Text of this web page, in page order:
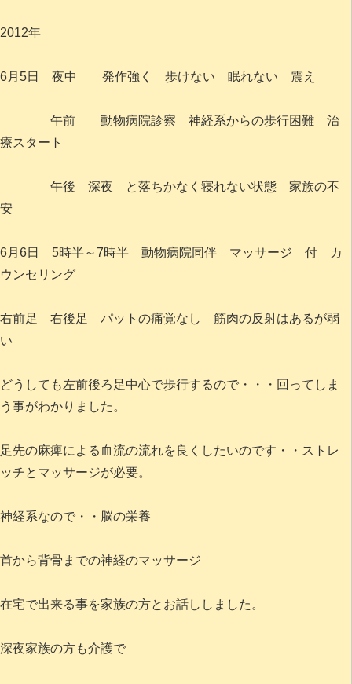
2012年
6月5日 夜中 発作強く 歩けない 眠れない 震え
午前 動物病院診察 神経系からの歩行困難 治
療スタート
午後 深夜 と落ちかなく寝れない状態 家族の不
安
6月6日 5時半～7時半 動物病院同伴 マッサージ 付 カ
ウンセリング
右前足 右後足 パットの痛覚なし 筋肉の反射はあるが弱
い
どうしても左前後ろ足中心で歩行するので・・・回ってしま
う事がわかりました。
足先の麻痺による血流の流れを良くしたいのです・・ストレ
ッチとマッサージが必要。
神経系なので・・脳の栄養
首から背骨までの神経のマッサージ
在宅で出来る事を家族の方とお話ししました。
深夜家族の方も介護で